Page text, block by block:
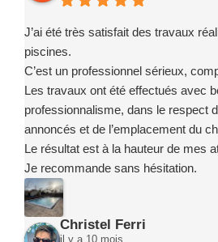
J’ai été très satisfait des travaux
piscines.
C’est un professionnel sérieux,
Les travaux ont été effectués avec
professionnalisme, dans le respect
annoncés et de l’emplacement du
Le résultat est à la hauteur de mes
Je recommande sans hésitation.
Christel Ferri
il y a 10 mois